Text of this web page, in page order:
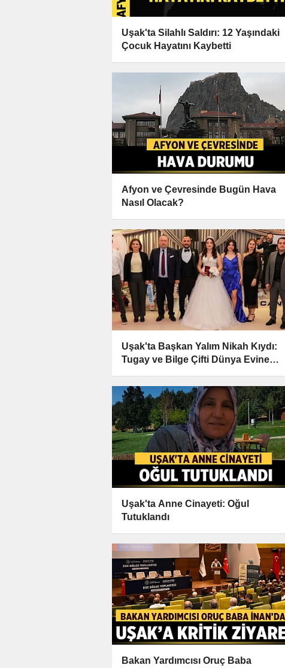
Uşak'ta Silahlı Saldırı: 12 Yaşındaki
Çocuk Hayatını Kaybetti
Afyon ve Çevresinde Bugün Hava
Nasıl Olacak?
Uşak'ta Başkan Yalım Nikah Kıydı:
Tugay ve Bilge Çifti Dünya Evine
Uşak'ta Anne Cinayeti: Oğul
Tutuklandı
Bakan Yardımcısı Oruç Baba